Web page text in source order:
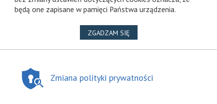
będą one zapisane w pamięci Państwa urządzenia.
ZGADZAM SIĘNA WYKORZYSTANIE PLIKÓW
Zmiana polityki prywatności